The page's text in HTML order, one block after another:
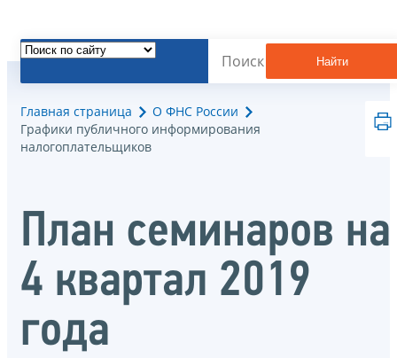
Найти
Главная страница
О ФНС России
Графики публичного информирования
налогоплательщиков
План семинаров на
4 квартал 2019
года